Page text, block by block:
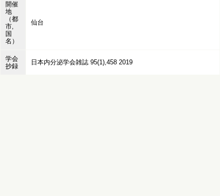
開催
地
（都
市,
国
名）
仙台
学会
抄録
日本内分泌学会雑誌 95(1),458 2019